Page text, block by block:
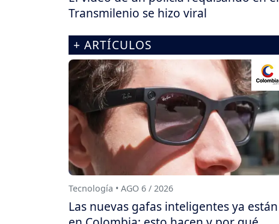
Transmilenio se hizo viral
+ ARTÍCULOS
Tecnología • AGO 6 / 2026
Las nuevas gafas inteligentes ya están